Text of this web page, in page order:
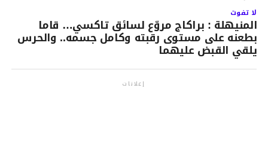
لا تفوت
المنيهلة : براكاج مروّع لسائق تاكسي… قاما
بطعنه على مستوى رقبته وكامل جسمه.. والحرس
يلقي القبض عليهما
إعلانات